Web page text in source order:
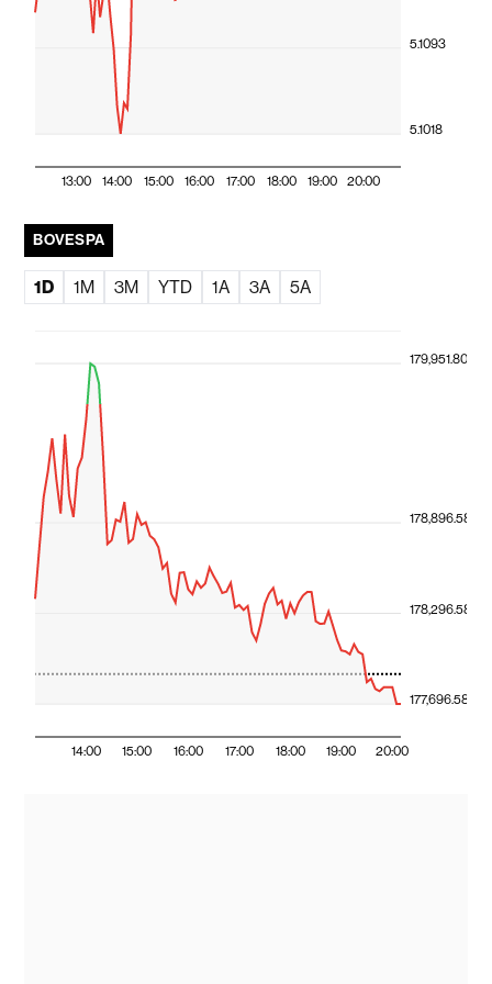
13:00 14:00 15:00 16:00 17:00 18:00 19:00 20:00
5.1018
5.1093
BOVESPA
1D 1M 3M YTD 1A 3A 5A
14:00 15:00 16:00 17:00 18:00 19:00 20:00
177,696.58
178,296.58
178,896.58
179,951.80